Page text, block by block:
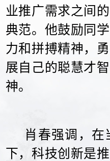
业推广需求之间
典范。他鼓励同
力和拼搏精神，
展自己的聪慧才
神。
肖春强调，
下，科技创新是